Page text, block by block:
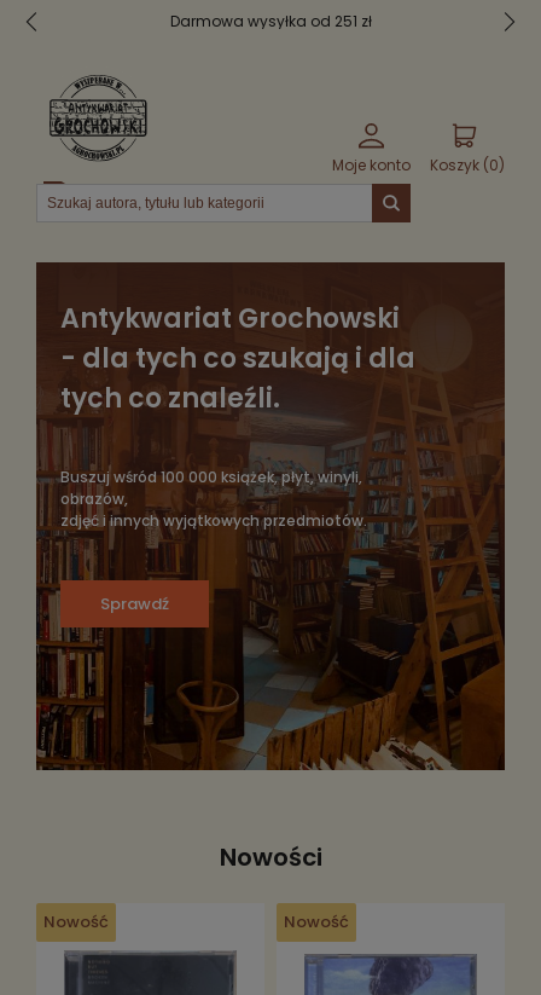
251 zł Bezpieczne pakowanie
Moje konto Koszyk (0)
Menu
Antykwariat Grochowski
- dla tych co szukają i dla
tych co znaleźli.
Buszuj wśród 100 000 książek, płyt, winyli,
obrazów,
zdjęć i innych wyjątkowych przedmiotów.
Sprawdź
Nowości
Nowość Nowość